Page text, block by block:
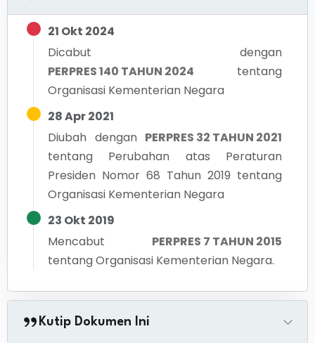
21 Okt 2024
Dicabut dengan
PERPRES 140 TAHUN 2024
tentang
Organisasi Kementerian Negara
28 Apr 2021
Diubah dengan PERPRES 32 TAHUN 2021
tentang Perubahan atas Peraturan
Presiden Nomor 68 Tahun 2019 tentang
Organisasi Kementerian Negara
23 Okt 2019
Mencabut
PERPRES 7 TAHUN 2015
tentangOrganisasi Kementerian Negara.
Kutip Dokumen Ini